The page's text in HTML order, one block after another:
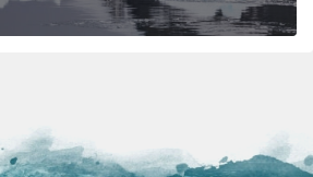
L'Arctique